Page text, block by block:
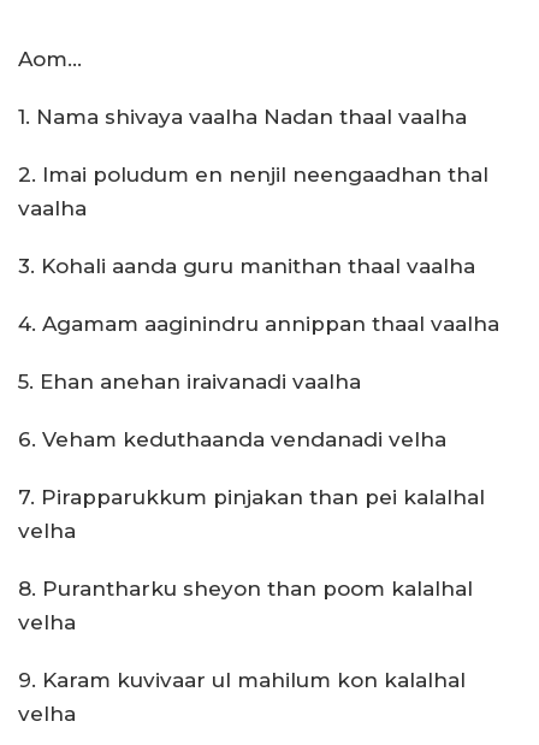
Aom…
1. Nama shivaya vaalha Nadan thaal vaalha
2. Imai poludum en nenjil neengaadhan thal
vaalha
3. Kohali aanda guru manithan thaal vaalha
4. Agamam aaginindru annippan thaal vaalha
5. Ehan anehan iraivanadi vaalha
6. Veham keduthaanda vendanadi velha
7. Pirapparukkum pinjakan than pei kalalhal
velha
8. Purantharku sheyon than poom kalalhal
velha
9. Karam kuvivaar ul mahilum kon kalalhal
velha